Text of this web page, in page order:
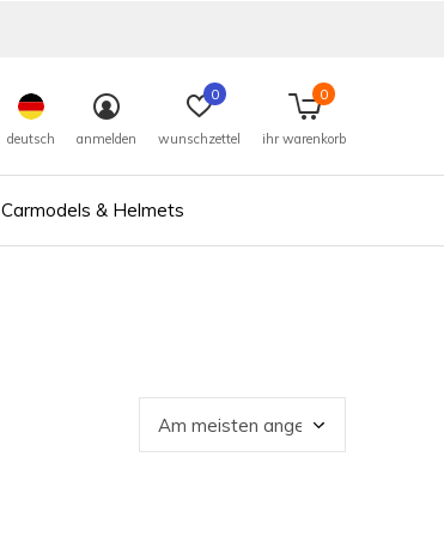
Carmodels & Helmets
deutsch anmelden wunschzettel
0
ihr warenkorb
0